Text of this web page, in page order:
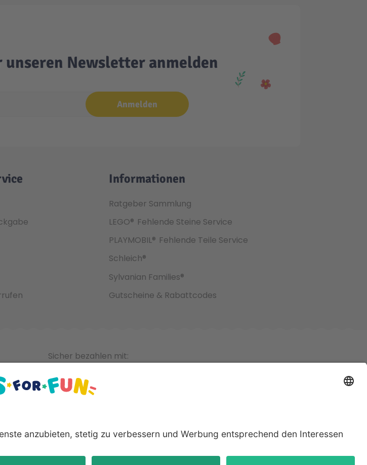
Newsletter anmelden
Anmelden
Informationen
Ratgeber Sammlung
LEGO® Fehlende Steine Service
PLAYMOBIL® Fehlende Teile Service
Schleich®
Sylvanian Families®
Gutscheine & Rabattcodes
Sicher bezahlen mit:
sind eingetragene Warenzeichen der jeweiligen